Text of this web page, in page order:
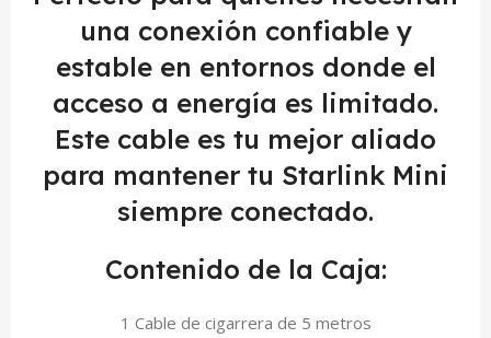
una conexión confiable y
estable en entornos donde el
acceso a energía es limitado.
Este cable es tu mejor aliado
para mantener tu Starlink Mini
siempre conectado.
Contenido de la Caja:
1 Cable de cigarrera de 5 metros